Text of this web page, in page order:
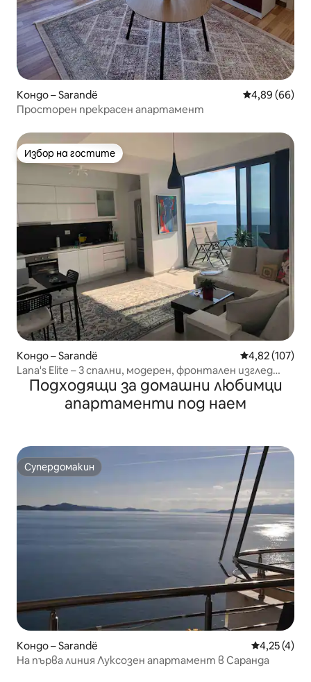
Кондо – Sarandë Средна
4,89 (66)
Просторен прекрасен апартамент
Избор на гостите
Избор на гостите
Кондо – Sarandë Средна
4,82 (107)
Lana's Elite – 3 спални, модерен, фронтален изглед
към морето!
Подходящи за домашни любимци
апартаменти под наем
Супердомакин
Супердомакин
Кондо – Sarandë Средна
4,25 (4)
На първа линия Луксозен апартамент в Саранда